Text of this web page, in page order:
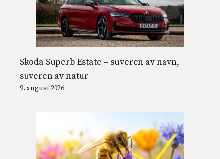
Skoda Superb Estate – suveren av navn,
suveren av natur
9. august 2026